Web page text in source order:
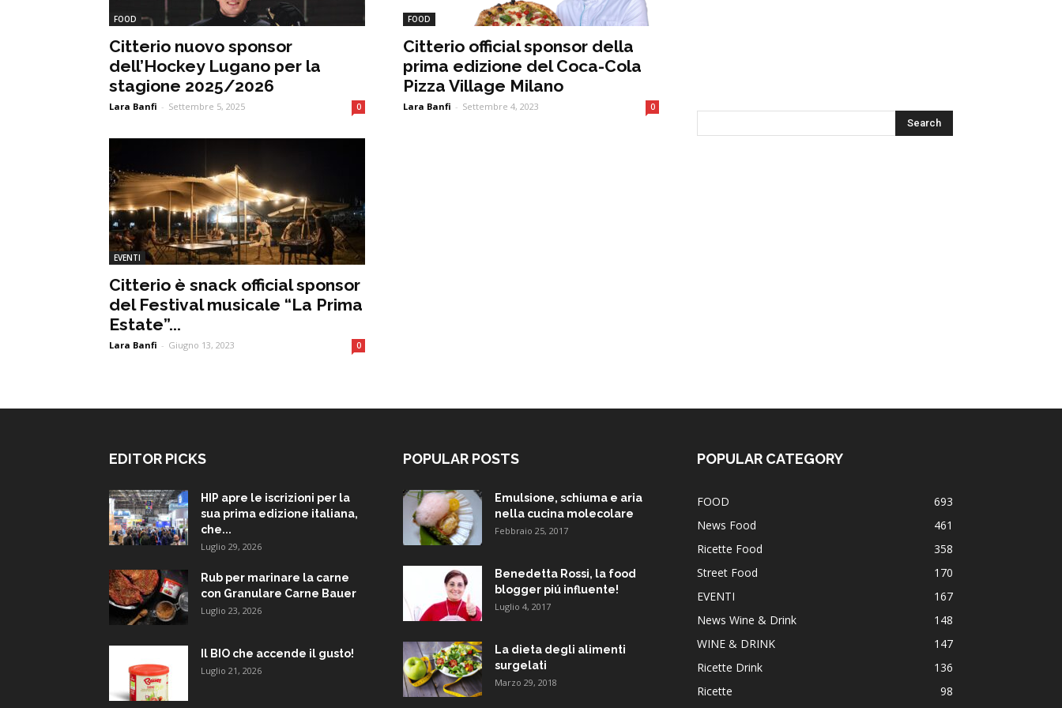
FOOD
Citterio nuovo sponsor
dell’Hockey Lugano per la
stagione 2025/2026
Lara Banfi - Settembre 5, 2025 0
FOOD
Citterio official sponsor della
prima edizione del Coca-Cola
Pizza Village Milano
Lara Banfi - Settembre 4, 2023 0
EVENTI
Citterio è snack official sponsor
del Festival musicale “La Prima
Estate”...
Lara Banfi - Giugno 13, 2023 0
EDITOR PICKS
HIP apre le iscrizioni per la
sua prima edizione italiana,
che...
Luglio 29, 2026
Rub per marinare la carne
con Granulare Carne Bauer
Luglio 23, 2026
Il BIO che accende il gusto!
Luglio 21, 2026
POPULAR POSTS
Emulsione, schiuma e aria
nella cucina molecolare
Febbraio 25, 2017
Benedetta Rossi, la food
blogger piú influente!
Luglio 4, 2017
La dieta degli alimenti
surgelati
Marzo 29, 2018
POPULAR CATEGORY
FOOD
693
News Food
461
Ricette Food
358
Street Food
170
EVENTI
167
News Wine & Drink
148
WINE & DRINK
147
Ricette Drink
136
Ricette
98